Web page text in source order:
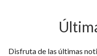
Disfruta de las últimas